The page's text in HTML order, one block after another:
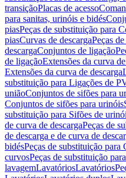
transiçãoPlacas de acesso
para sanitas, urinóis e bidés
piasPeças de substituição para
piasCurvas de descargaPeças
descargaConjuntos de ligação
de ligaçãoExtensões da curva
Extensões da curva de descarga
substituição para Ligações de
uniãoConjuntos de sifões para
Conjuntos de sifões para urinóis
substituição para Sifões de
de curva de descargaPeças de
de descarga e de curva de
bidésPeças de substituição para
curvosPeças de substituição
lavagemLavatóriosLavatórios